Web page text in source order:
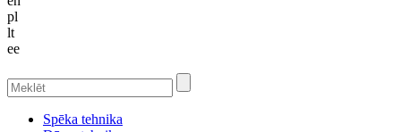
pl
lt
ee
Spēka tehnika